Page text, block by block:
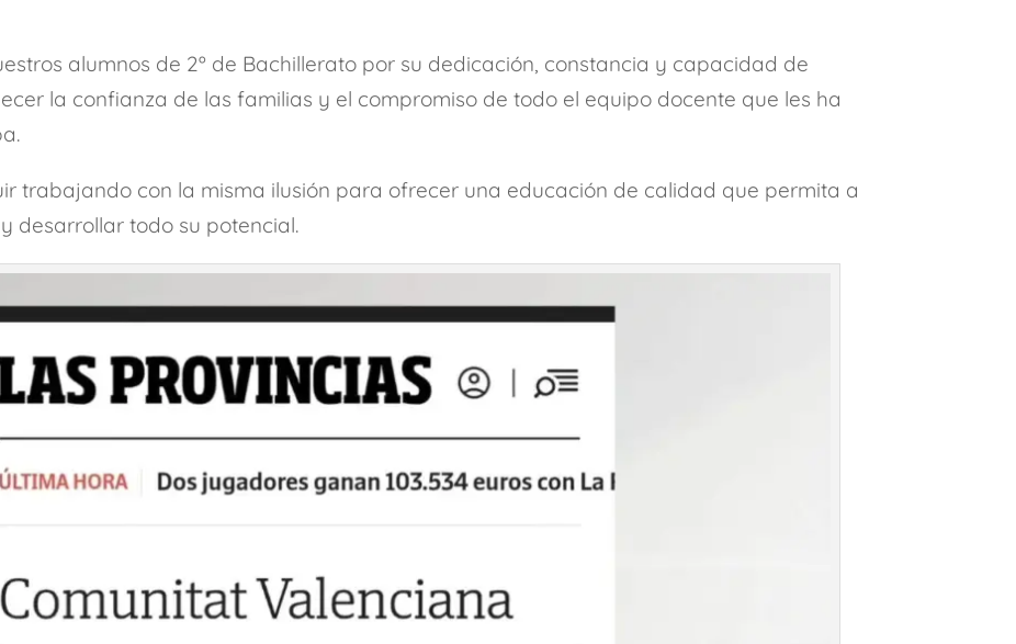
alumnos de 2º de Bachillerato por su dedicación, constancia y capacidad de
la confianza de las familias y el compromiso de todo el equipo docente que les ha
trabajando con la misma ilusión para ofrecer una educación de calidad que permita a
desarrollar todo su potencial.